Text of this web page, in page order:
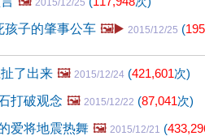
2015/12/25
孩子的肇事公车 🖼️▶️ 2015/12/25 (
了出来 🖼️ 2015/12/24 (421,601次)
打破观念 🖼️ 2015/12/22 (87,041次)
爱将地震热舞 🖼️ 2015/12/21 (